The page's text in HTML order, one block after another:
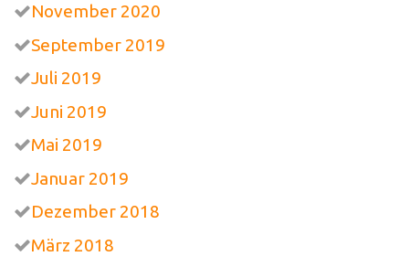
November 2020
September 2019
Juli 2019
Juni 2019
Mai 2019
Januar 2019
Dezember 2018
März 2018